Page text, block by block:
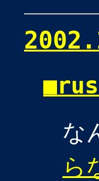
■
な
ら